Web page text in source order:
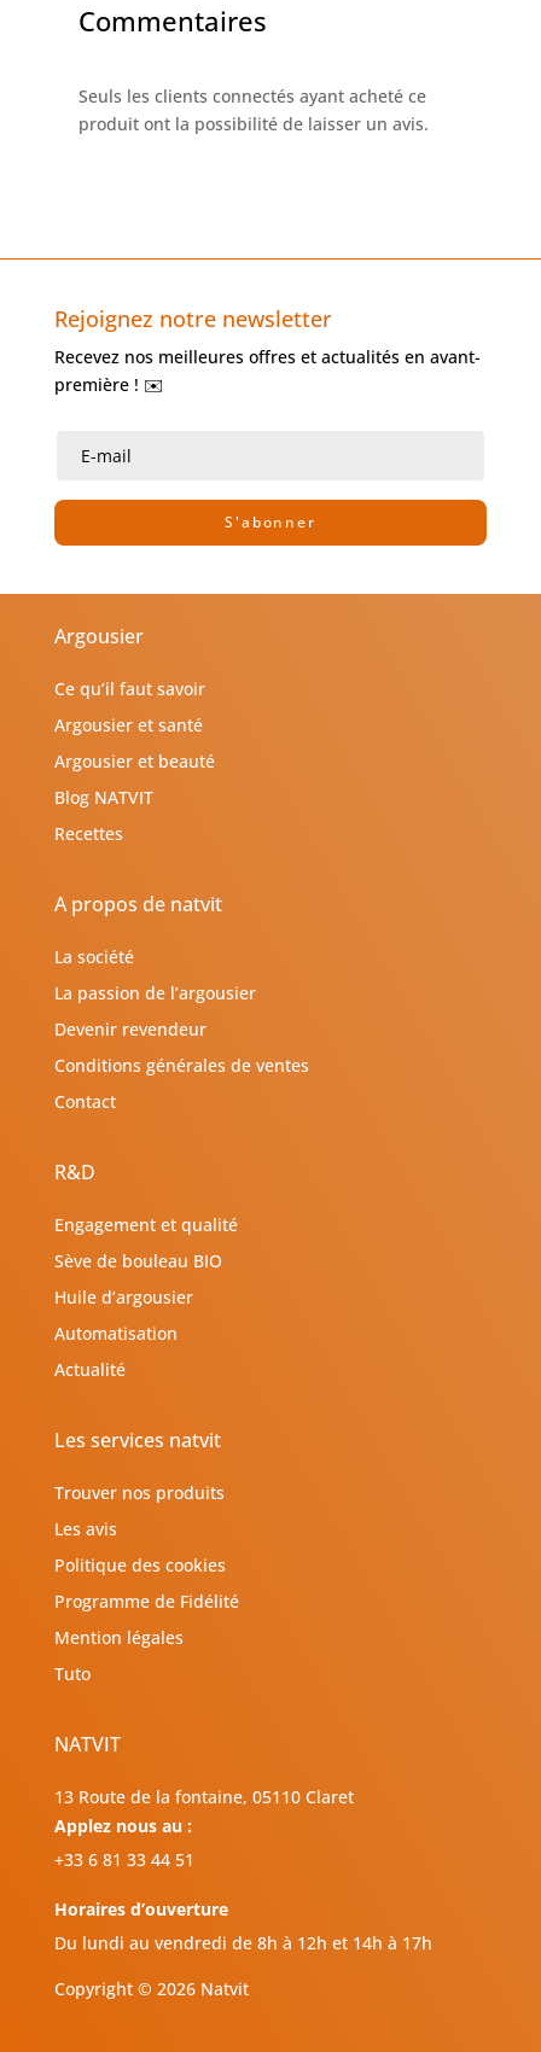
Commentaires
Seuls les clients connectés ayant acheté ce
produit ont la possibilité de laisser un avis.
Rejoignez notre newsletter
Recevez nos meilleures offres et actualités en avant-
première ! ✉️
S'abonner
Argousier
Ce qu’il faut savoir
Argousier et santé
Argousier et beauté
Blog NATVIT
Recettes
A propos de natvit
La société
La passion de l’argousier
Devenir revendeur
Conditions générales de ventes
Contact
R&D
Engagement et qualité
Sève de bouleau BIO
Huile d’argousier
Automatisation
Actualité
Les services natvit
Trouver nos produits
Les avis
Politique des cookies
Programme de Fidélité
Mention légales
Tuto
NATVIT
13 Route de la fontaine, 05110 Claret
Applez nous au :
+33 6 81 33 44 51
Horaires d’ouverture
Du lundi au vendredi de 8h à 12h et 14h à 17h
Copyright © 2026 Natvit